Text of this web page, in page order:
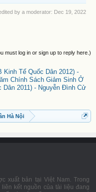
by a moderator: Dec 19, 2022
must log in or sign up to reply here.)
Tế Quốc Dân 2012) -
Chính Sách Giảm Sinh Ở
Dân 2011) - Nguyễn Đình Cử
Hà Nội
xuất bản tại Việt Nam. Trong
kết nguồn của tài liệu đang